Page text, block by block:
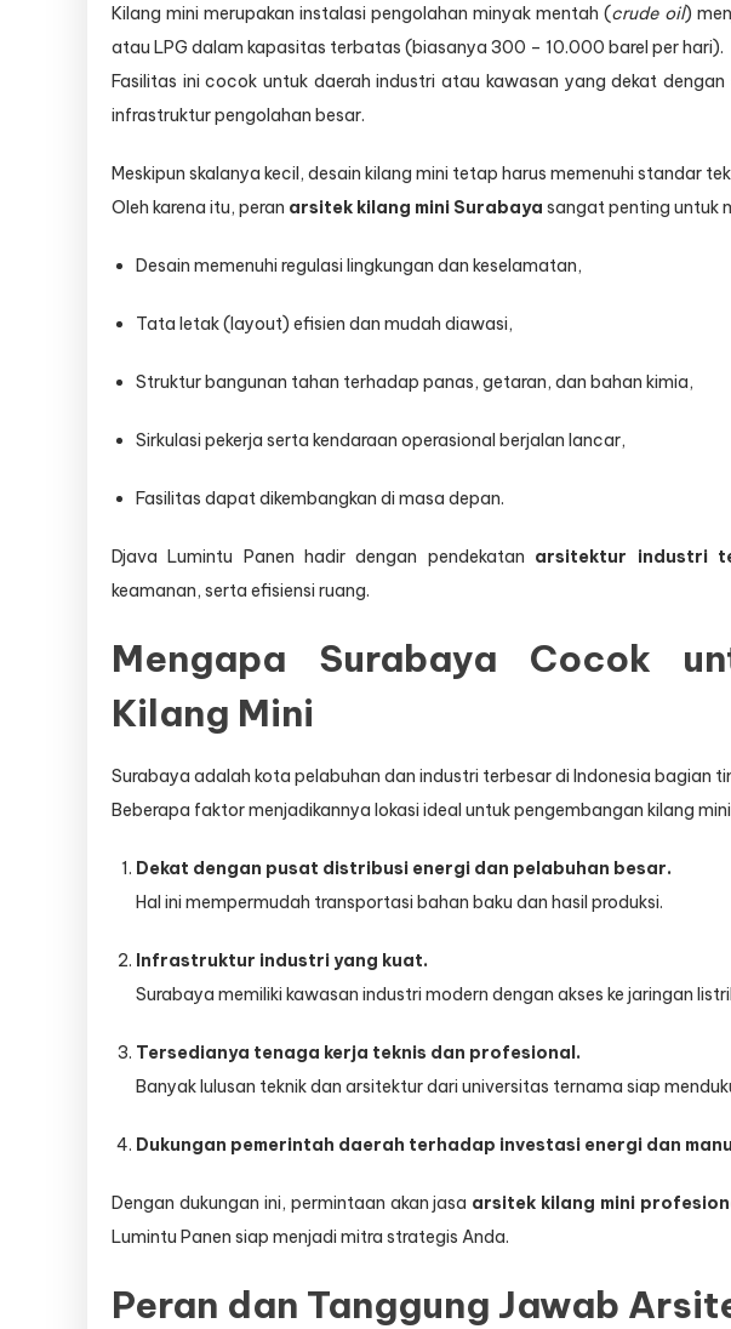
Kilang mini merupakan instalasi pengolahan minyak mentah (crude oil)
atau LPG dalam kapasitas terbatas (biasanya 300 – 10.000 barel per hari).
Fasilitas ini cocok untuk daerah industri atau kawasan yang dekat
infrastruktur pengolahan besar.
Meskipun skalanya kecil, desain kilang mini tetap harus memenuhi standar
Oleh karena itu, peran arsitek kilang mini Surabaya sangat penting untuk
Desain memenuhi regulasi lingkungan dan keselamatan,
Tata letak (layout) efisien dan mudah diawasi,
Struktur bangunan tahan terhadap panas, getaran, dan bahan kimia,
Sirkulasi pekerja serta kendaraan operasional berjalan lancar,
Fasilitas dapat dikembangkan di masa depan.
Djava Lumintu Panen hadir dengan pendekatan arsitektur industri
keamanan, serta efisiensi ruang.
Mengapa Surabaya Cocok
Kilang Mini
Surabaya adalah kota pelabuhan dan industri terbesar di Indonesia bagian
Beberapa faktor menjadikannya lokasi ideal untuk pengembangan kilang
Dekat dengan pusat distribusi energi dan pelabuhan besar.
Hal ini mempermudah transportasi bahan baku dan hasil produksi.
Infrastruktur industri yang kuat.
Surabaya memiliki kawasan industri modern dengan akses ke jaringan
Tersedianya tenaga kerja teknis dan profesional.
Banyak lulusan teknik dan arsitektur dari universitas ternama siap
Dukungan pemerintah daerah terhadap investasi energi dan
Dengan dukungan ini, permintaan akan jasa arsitek kilang mini
Lumintu Panen siap menjadi mitra strategis Anda.
Peran dan Tanggung Jawab